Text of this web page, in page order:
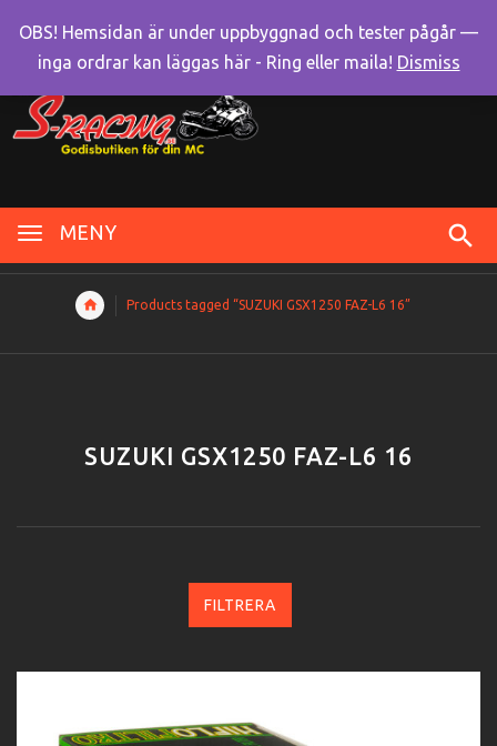
MENY
Products tagged “SUZUKI GSX1250 FAZ-L6 16”
SUZUKI GSX1250 FAZ-L6 16
FILTRERA
OBS! Hemsidan är under uppbyggnad och tester pågår —
inga ordrar kan läggas här - Ring eller maila! Dismiss